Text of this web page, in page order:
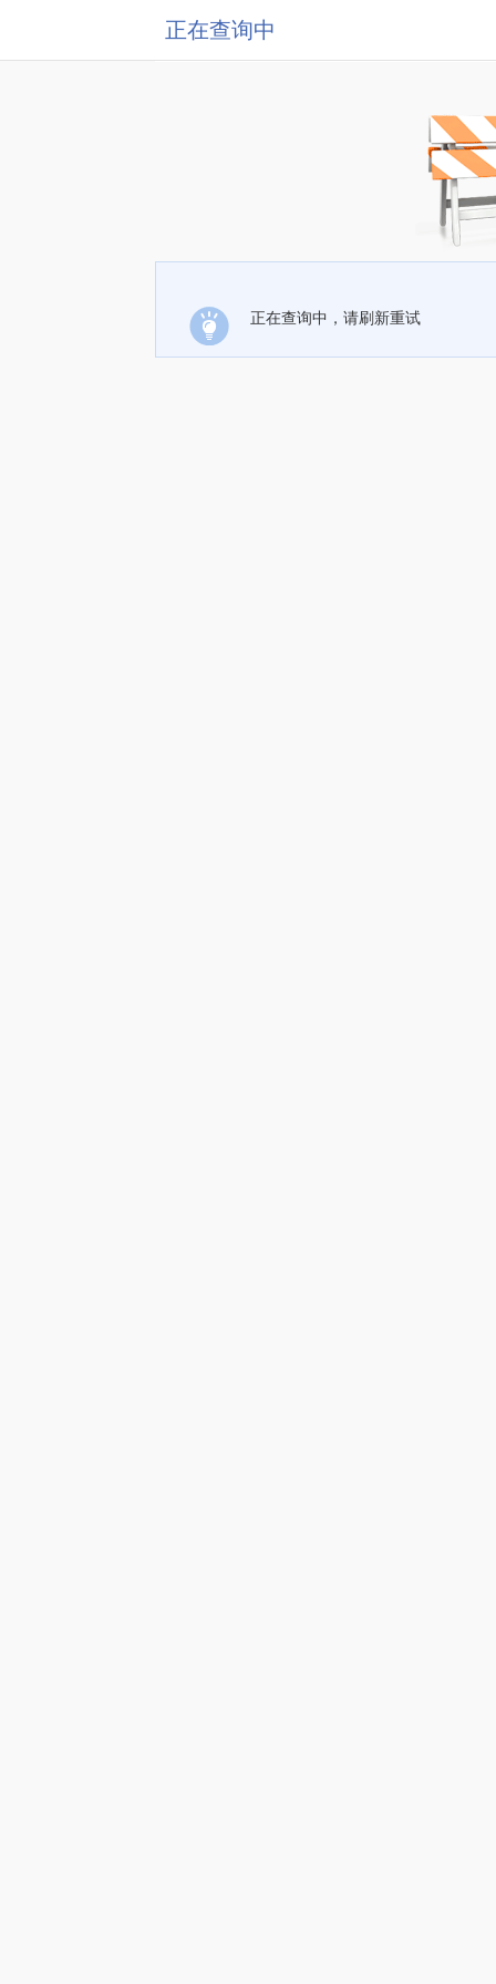
正在查询中
正在查询中，请刷新重试